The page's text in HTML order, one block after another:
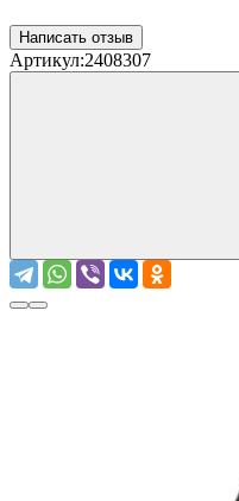
Написать отзыв
Артикул:2408307